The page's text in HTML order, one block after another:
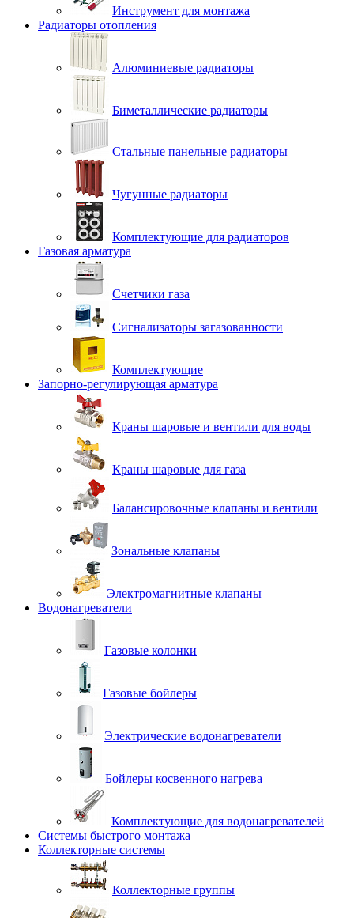
Инструмент для монтажа
Радиаторы отопления
Алюминиевые радиаторы
Биметаллические радиаторы
Стальные панельные радиаторы
Чугунные радиаторы
Комплектующие для радиаторов
Газовая арматура
Счетчики газа
Сигнализаторы загазованности
Комплектующие
Запорно-регулирующая арматура
Краны шаровые и вентили для воды
Краны шаровые для газа
Балансировочные клапаны и вентили
Зональные клапаны
Электромагнитные клапаны
Водонагреватели
Газовые колонки
Газовые бойлеры
Электрические водонагреватели
Бойлеры косвенного нагрева
Комплектующие для водонагревателей
Системы быстрого монтажа
Коллекторные системы
Коллекторные группы